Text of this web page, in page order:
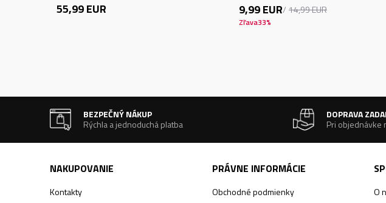
55,99EUR 9,99EUR 14,99EUR
Zľava33%
BEZPEČNÝ NÁKUP
Rýchla a jednoduchá platba
DOPRAVA
Pri objednávke
NAKUPOVANIE
Kontakty
PRÁVNE INFORMÁCIE
Obchodné podmienky O